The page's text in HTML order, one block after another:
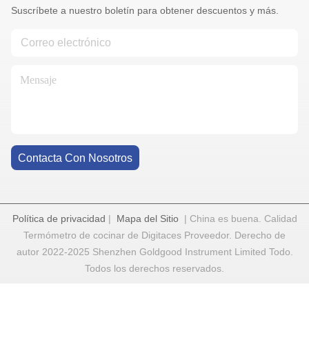
Suscríbete a nuestro boletín para obtener descuentos y más.
Contacta Con Nosotros
Política de privacidad | Mapa del Sitio| China es buena. Calidad
Termómetro de cocinar de Digitaces Proveedor. Derecho de
autor 2022-2025 Shenzhen Goldgood Instrument Limited Todo.
Todos los derechos reservados.